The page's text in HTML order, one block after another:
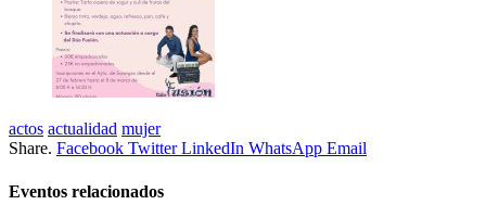
actos actualidad mujer
Share. Facebook Twitter LinkedIn WhatsApp Email
Eventos relacionados